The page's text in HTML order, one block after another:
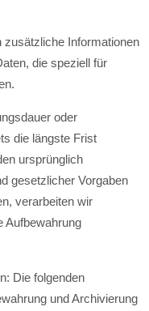
zusätzliche Informationen
die speziell für
oder
die längste Frist
ursprünglich
gesetzlicher Vorgaben
verarbeiten wir
Aufbewahrung
Die folgenden
und Archivierung